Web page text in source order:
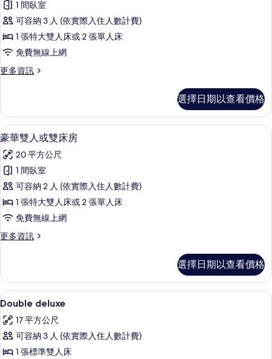
條
政
雙
人
或
雙
房
的
所
有
相
片
1 間臥室
可容納 3 人 (依實際入住人數計費)
1 張特大雙人床或 2 張單人床
免費無線上網
更多資訊
更
雙
人
或
床
房
詳
情
選擇日期以查看價格
顯
示
豪
華
雙
人
或
雙
房
的
所
有
相
片
迷你吧、客房內保險箱、書桌、筆電
5
豪華雙人或雙床房
20 平方公尺
1 間臥室
可容納 2 人 (依實際入住人數計費)
1 張特大雙人床或 2 張單人床
免費無線上網
更多資訊
更
雙
人
或
床
房
詳
選擇日期以查看價格
顯
示
Double
deluxe
迷你吧、客房內保險箱、書桌、筆電
1
Double deluxe
17 平方公尺
可容納 3 人 (依實際入住人數計費)
1 張標準雙人床